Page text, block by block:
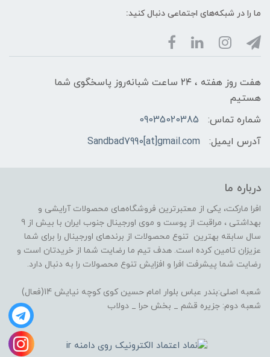
ما را در شبکه‌های اجتماعی دنبال کنید:
هفت روز هفته ، ۲۴ ساعت شبانه‌روز پاسخگوی شما
هستیم
شماره تماس:
09035020385
آدرس ایمیل:
Sandbad7990[at]gmail.com
درباره ما
افرا مارکت، یکی از معتبرترین فروشگاه‌های محصولات آرایشی و
بهداشتی ، مراقبت از پوست و موی اورجینال جنوب ایران با بیش از 9
سال سابقه بهترین تنوع محصولات از برندهای اورجینال را برای شما
عزیزان تامین کرده است. هدف تیم ما رضایت شما از خریدتان است و
رضایت شما پیشرفت افرا و افزایش تنوع محصولات را به دنبال دارد.
شعبه اصلی:بندر عباس بلوار امام حسین کوی کوچه نیایش 14(فعال)
شعبه دوم: جزیره قشم _ بخش حرا _ دولاب